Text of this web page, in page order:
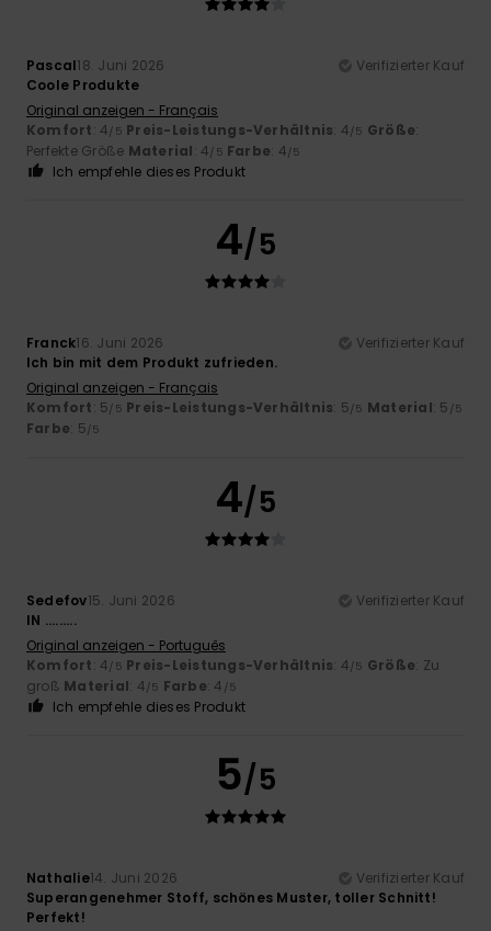
Pascal18. Juni 2026
Verifizierter Kauf
Coole Produkte
Original anzeigen - Français
Komfort: 4/5 Preis-Leistungs-Verhältnis: 4/5 Größe:
Perfekte Größe Material: 4/5 Farbe: 4/5
Ich empfehle dieses Produkt
4/5
Franck16. Juni 2026
Verifizierter Kauf
Ich bin mit dem Produkt zufrieden.
Original anzeigen - Français
Komfort: 5/5 Preis-Leistungs-Verhältnis: 5/5 Material: 5 /5
Farbe: 5/5
4/5
Sedefov15. Juni 2026
Verifizierter Kauf
IN .........
Original anzeigen - Português
Komfort: 4/5 Preis-Leistungs-Verhältnis: 4/5 Größe: Zu
groß Material: 4/5 Farbe: 4 /5
Ich empfehle dieses Produkt
5/5
Nathalie14. Juni 2026
Verifizierter Kauf
Superangenehmer Stoff, schönes Muster, toller Schnitt!
Perfekt!